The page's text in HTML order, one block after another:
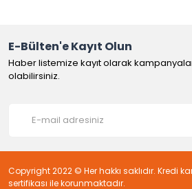
E-Bülten'e Kayıt Olun
Haber listemize kayıt olarak
olabilirsiniz.
Copyright 2022 © Her hakkı saklıdır. Kredi
sertifikası ile korunmaktadır.